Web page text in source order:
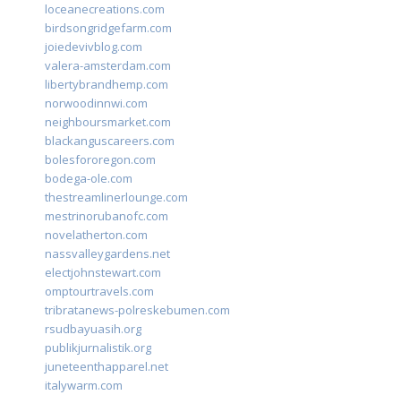
loceanecreations.com
birdsongridgefarm.com
joiedevivblog.com
valera-amsterdam.com
libertybrandhemp.com
norwoodinnwi.com
neighboursmarket.com
blackanguscareers.com
bolesfororegon.com
bodega-ole.com
thestreamlinerlounge.com
mestrinorubanofc.com
novelatherton.com
nassvalleygardens.net
electjohnstewart.com
omptourtravels.com
tribratanews-polreskebumen.com
rsudbayuasih.org
publikjurnalistik.org
juneteenthapparel.net
italywarm.com